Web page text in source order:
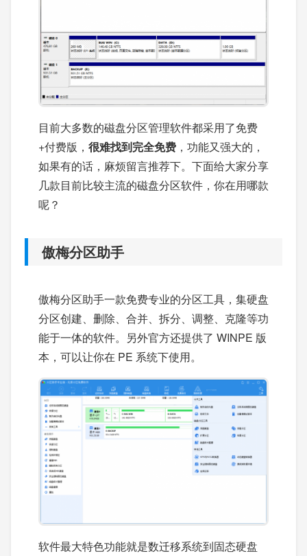
目前大多数的磁盘分区管理软件都采用了免费
+付费版， 很难找到完全免费 ，功能又强大的，
如果有的话，麻烦留言推荐下。下面给大家分享
几款目前比较主流的磁盘分区软件，你在用哪款
呢？
傲梅分区助手
傲梅分区助手一款免费专业的分区工具，集硬盘
分区创建、删除、合并、拆分、调整、克隆等功
能于一体的软件。另外官方还提供了 WINPE 版
本，可以让你在 PE 系统下使用。
软件最大特色功能就是数迁移系统到固态硬盘